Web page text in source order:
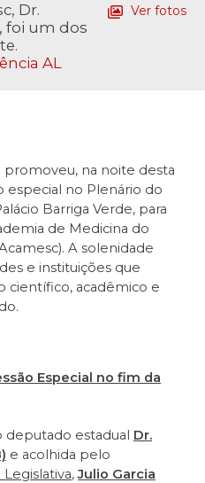
Dr.
foi um dos
AL
Ver fotos
na noite desta
especial no Plenário do
Barriga Verde, para
de Medicina do
A solenidade
e instituições que
científico, acadêmico e
Especial no fim da
deputado estadual Dr.
e acolhida pelo
,Julio Garcia